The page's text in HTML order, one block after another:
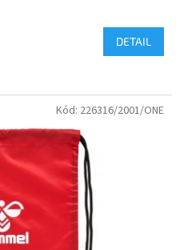
DETAIL
Kód: 226316/2001/ONE